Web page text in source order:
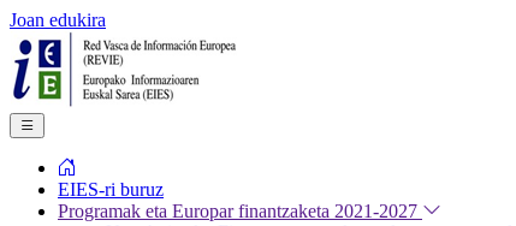
Joan edukira
EIES-ri buruz
Programak eta Europar finantzaketa 2021-2027